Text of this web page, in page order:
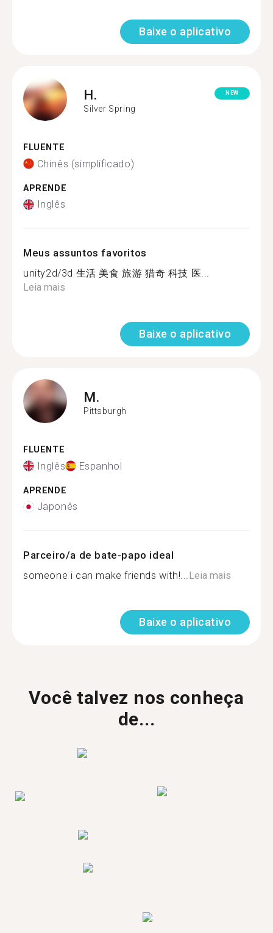
Baixe o aplicativo
H.
Silver Spring
NEW
FLUENTE
Chinês (simplificado)
APRENDE
Inglês
Meus assuntos favoritos
unity2d/3d 生活 美食 旅游 猎奇 科技 医...
Leia mais
Baixe o aplicativo
M.
Pittsburgh
FLUENTE
Inglês Espanhol
APRENDE
Japonês
Parceiro/a de bate-papo ideal
someone i can make friends with!...Leia mais
Baixe o aplicativo
Você talvez nos conheça
de...